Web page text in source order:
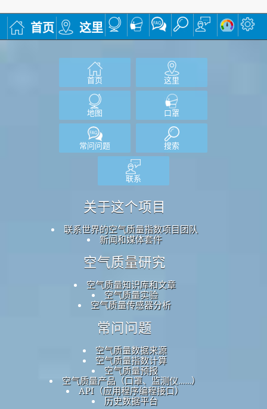
首页 这里
首页 这里
地图 口罩
常问问题 搜索
联系
关于这个项目
联系世界的空气质量指数项目团队
新闻和媒体套件
空气质量研究
空气质量知识库和文章
空气质量实验
空气质量传感器分析
常问问题
空气质量数据来源
空气质量指数计算
空气质量预报
空气质量产品（口罩、监测仪……）
API（应用程序编程接口）
历史数据平台